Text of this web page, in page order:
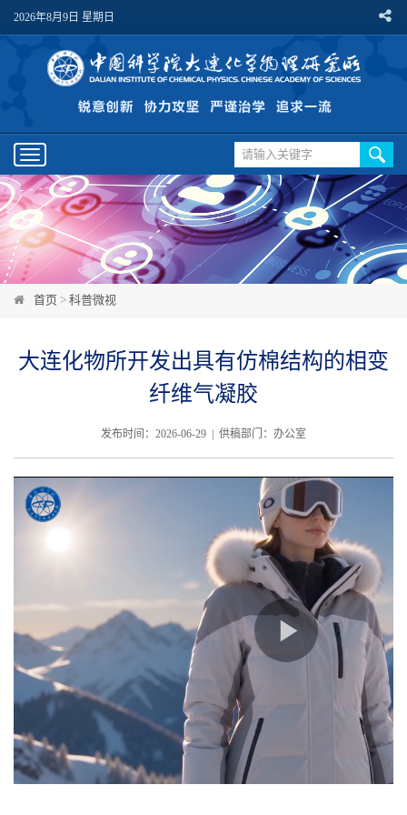
2026年8月9日 星期日
Toggle
navigation
首页 > 科普微视
大连化物所开发出具有仿棉结构的相变
纤维气凝胶
发布时间：2026-06-29 | 供稿部门：办公室